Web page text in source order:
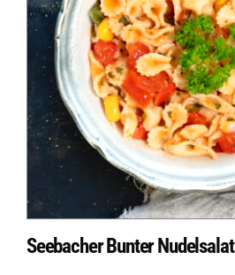
Seebacher Bunter Nudelsalat